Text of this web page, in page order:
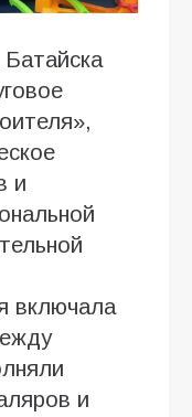
и
включала
и